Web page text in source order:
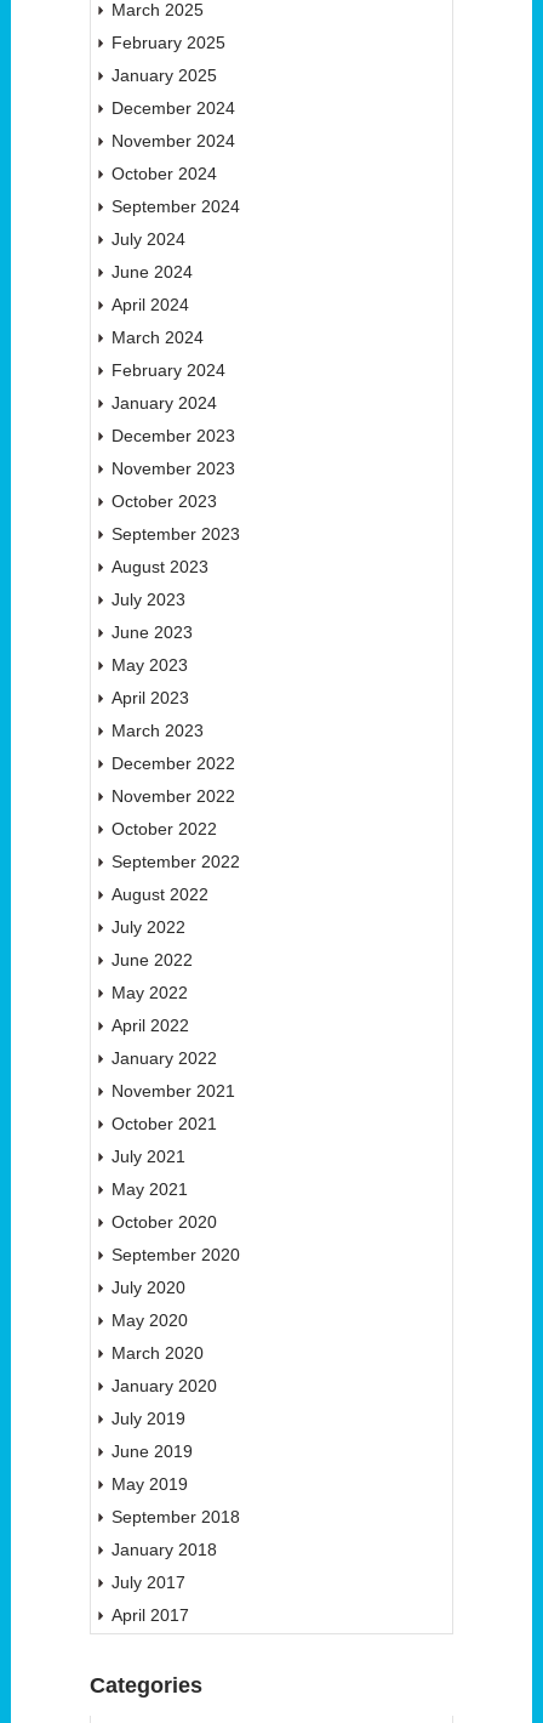
March 2025
February 2025
January 2025
December 2024
November 2024
October 2024
September 2024
July 2024
June 2024
April 2024
March 2024
February 2024
January 2024
December 2023
November 2023
October 2023
September 2023
August 2023
July 2023
June 2023
May 2023
April 2023
March 2023
December 2022
November 2022
October 2022
September 2022
August 2022
July 2022
June 2022
May 2022
April 2022
January 2022
November 2021
October 2021
July 2021
May 2021
October 2020
September 2020
July 2020
May 2020
March 2020
January 2020
July 2019
June 2019
May 2019
September 2018
January 2018
July 2017
April 2017
Categories